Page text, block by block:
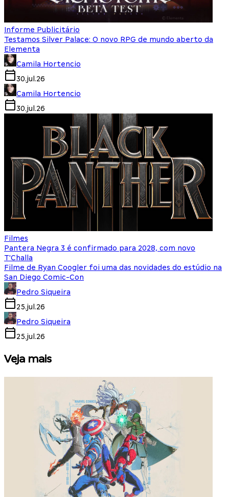
Informe Publicitário
Testamos Silver Palace: O novo RPG de mundo aberto da
Elementa
Camila Hortencio
30.jul.26
Camila Hortencio
30.jul.26
Filmes
Pantera Negra 3 é confirmado para 2028, com novo
T'Challa
Filme de Ryan Coogler foi uma das novidades do estúdio na
San Diego Comic-Con
Pedro Siqueira
25.jul.26
Pedro Siqueira
25.jul.26
Veja mais